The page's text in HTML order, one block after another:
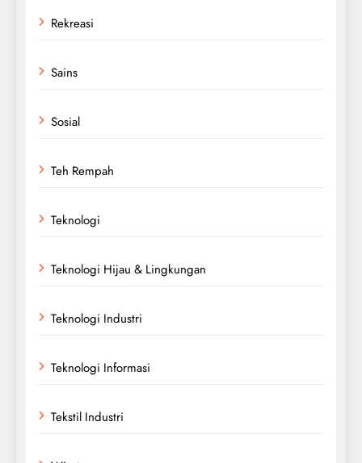
Rekreasi
Sains
Sosial
Teh Rempah
Teknologi
Teknologi Hijau & Lingkungan
Teknologi Industri
Teknologi Informasi
Tekstil Industri